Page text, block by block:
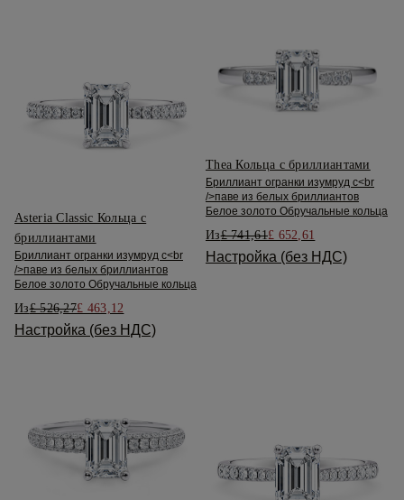
Asteria Classic Кольца с
бриллиантами
Бриллиант огранки изумруд с<br
/>паве из белых бриллиантов
Белое золото Обручальные кольца
Из£ 526,27£ 463,12
Настройка (без НДС)
Thea Кольца с бриллиантами
Бриллиант огранки изумруд с<br
/>паве из белых бриллиантов
Белое золото Обручальные кольца
Из£ 741,61£ 652,61
Настройка (без НДС)